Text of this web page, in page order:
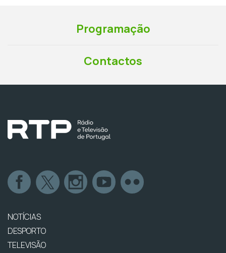
Programação
Contactos
NOTÍCIAS
DESPORTO
TELEVISÃO